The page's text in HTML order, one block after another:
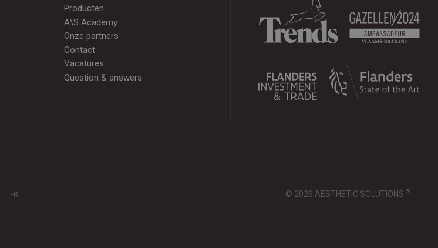
Producten
A\S Academy
Onze partners
Contact
Vacatures
Question & answers
FR © 2026 AESTHETIC SOLUTIONS ®